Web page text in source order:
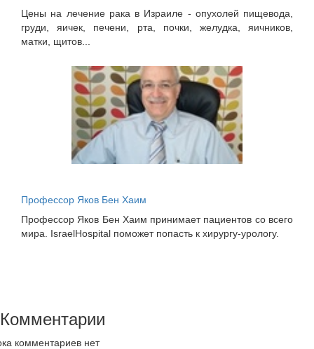
Цены на лечение рака в Израиле - опухолей пищевода,
груди, яичек, печени, рта, почки, желудка, яичников,
матки, щитов...
Профессор Яков Бен Хаим
Профессор Яков Бен Хаим принимает пациентов со всего
мира. IsraelHospital поможет попасть к хирургу-урологу.
Комментарии
комментариев нет